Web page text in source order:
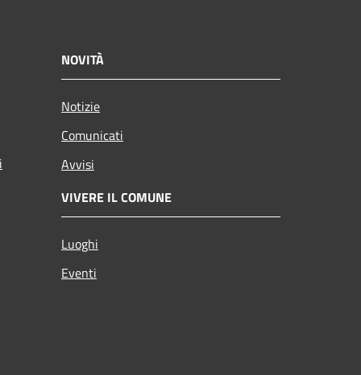
NOVITÀ
Notizie
Comunicati
Avvisi
VIVERE IL COMUNE
Luoghi
Eventi